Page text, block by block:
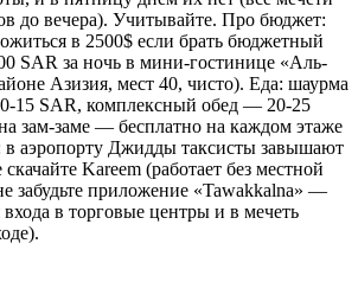
до вечера). Учитывайте. Про бюджет:
в 2500$ если брать бюджетный
SAR за ночь в мини-гостинице «Аль-
Азизия, мест 40, чисто). Еда: шаурма
15 SAR, комплексный обед — 20-25
зам-заме — бесплатно на каждом этаже
в аэропорту Джидды таксисты завышают
Kareem (работает без местной
забудьте приложение «Tawakkalna» —
входа в торговые центры и в мечеть